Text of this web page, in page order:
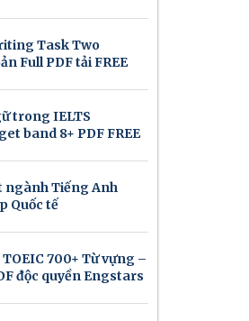
Task Two
Full PDF tải FREE
trong IELTS
band 8+ PDF FREE
ngành Tiếng Anh
Quốc tế
TOEIC 700+ Từ vựng –
độc quyền Engstars